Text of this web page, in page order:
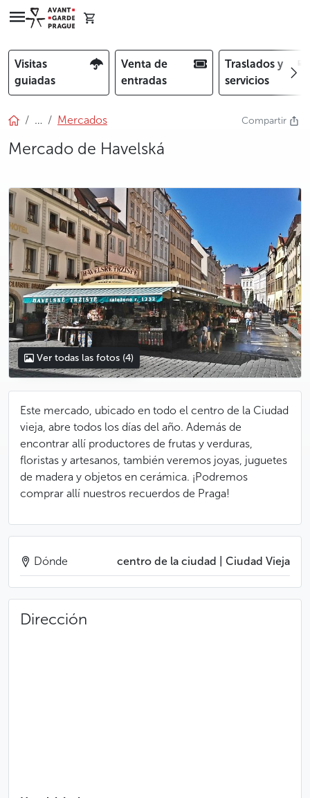
Visitas
guiadas
Venta de
entradas
Traslados y
servicios
… Mercados Compartir
Mercado de Havelská
Ver todas las fotos (4)
Este mercado, ubicado en todo el centro de la Ciudad
vieja, abre todos los días del año. Además de
encontrar allí productores de frutas y verduras,
floristas y artesanos, también veremos joyas, juguetes
de madera y objetos en cerámica. ¡Podremos
comprar allí nuestros recuerdos de Praga!
Dónde centro de la ciudad | Ciudad Vieja
Dirección